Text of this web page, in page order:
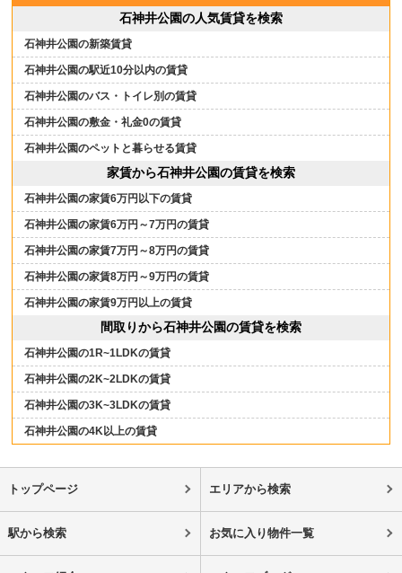
石神井公園の人気賃貸を検索
石神井公園の新築賃貸
石神井公園の駅近10分以内の賃貸
石神井公園のバス・トイレ別の賃貸
石神井公園の敷金・礼金0の賃貸
石神井公園のペットと暮らせる賃貸
家賃から石神井公園の賃貸を検索
石神井公園の家賃6万円以下の賃貸
石神井公園の家賃6万円～7万円の賃貸
石神井公園の家賃7万円～8万円の賃貸
石神井公園の家賃8万円～9万円の賃貸
石神井公園の家賃9万円以上の賃貸
間取りから石神井公園の賃貸を検索
石神井公園の1R~1LDKの賃貸
石神井公園の2K~2LDKの賃貸
石神井公園の3K~3LDKの賃貸
石神井公園の4K以上の賃貸
トップページ エリアから検索
駅から検索 お気に入り物件一覧